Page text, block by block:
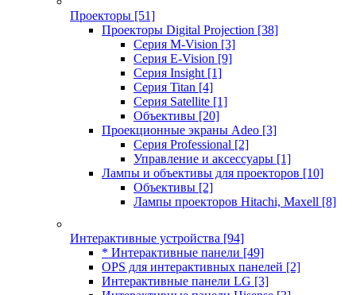
Проекторы [51]
Проекторы Digital Projection [38]
Серия M-Vision [3]
Серия E-Vision [9]
Серия Insight [1]
Серия Titan [4]
Серия Satellite [1]
Объективы [20]
Проекционные экраны Adeo [3]
Серия Professional [2]
Управление и аксессуары [1]
Лампы и объективы для проекторов [10]
Объективы [2]
Лампы проекторов Hitachi, Maxell [8]
Интерактивные устройства [94]
* Интерактивные панели [49]
OPS для интерактивных панелей [2]
Интерактивные панели LG [3]